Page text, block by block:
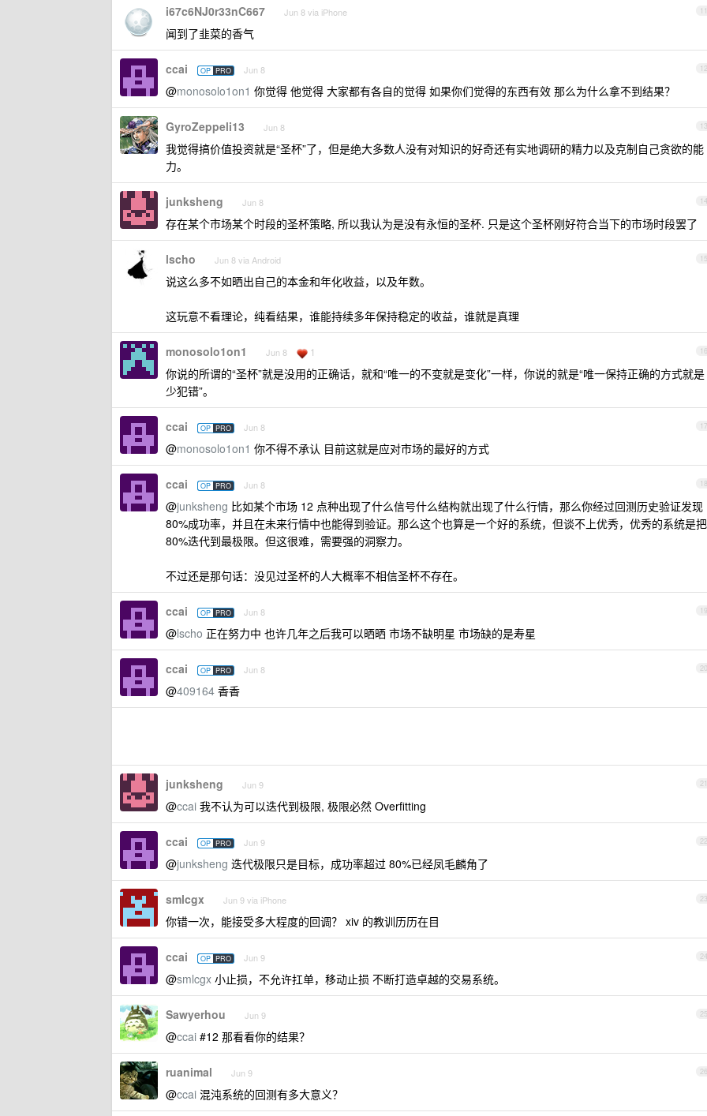
11
i67c6NJ0r33nC667 Jun 8 via iPhone
闻到了韭菜的香气
12
ccai OP PRO Jun 8
@monosolo1on1 你觉得 他觉得 大家都有各自的觉得 如果你们觉得的东西有效 那么为什么拿不到结果？
13
GyroZeppeli13 Jun 8
我觉得搞价值投资就是“圣杯”了，但是绝大多数人没有对知识的好奇还有实地调研的精力以及克制自己贪欲的能
力。
14
junksheng Jun 8
存在某个市场某个时段的圣杯策略, 所以我认为是没有永恒的圣杯. 只是这个圣杯刚好符合当下的市场时段罢了
15
lscho Jun 8 via Android
说这么多不如晒出自己的本金和年化收益，以及年数。
这玩意不看理论，纯看结果，谁能持续多年保持稳定的收益，谁就是真理
16
monosolo1on1 Jun 8 1
你说的所谓的“圣杯”就是没用的正确话，就和“唯一的不变就是变化”一样，你说的就是“唯一保持正确的方式就是
少犯错”。
17
ccai OP PRO Jun 8
@monosolo1on1 你不得不承认 目前这就是应对市场的最好的方式
18
ccai OP PRO Jun 8
@junksheng 比如某个市场 12 点种出现了什么信号什么结构就出现了什么行情，那么你经过回测历史验证发现
80%成功率，并且在未来行情中也能得到验证。那么这个也算是一个好的系统，但谈不上优秀，优秀的系统是把
80%迭代到最极限。但这很难，需要强的洞察力。
不过还是那句话：没见过圣杯的人大概率不相信圣杯不存在。
19
ccai OP PRO Jun 8
@lscho 正在努力中 也许几年之后我可以晒晒 市场不缺明星 市场缺的是寿星
20
ccai OP PRO Jun 8
@409164 香香
21
junksheng Jun 9
@ccai 我不认为可以迭代到极限, 极限必然 Overfitting
22
ccai OP PRO Jun 9
@junksheng 迭代极限只是目标，成功率超过 80%已经凤毛麟角了
23
smlcgx Jun 9 via iPhone
你错一次，能接受多大程度的回调？ xiv 的教训历历在目
24
ccai OP PRO Jun 9
@smlcgx 小止损，不允许扛单，移动止损 不断打造卓越的交易系统。
25
Sawyerhou Jun 9
@ccai #12 那看看你的结果？
26
ruanimal Jun 9
@ccai 混沌系统的回测有多大意义？